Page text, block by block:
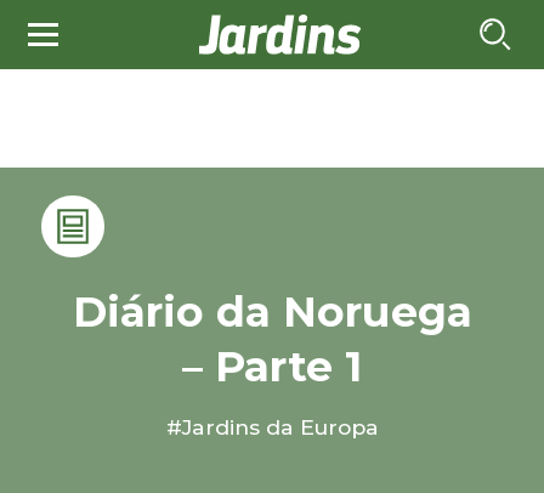
Diário da Noruega
– Parte 1
#Jardins da Europa